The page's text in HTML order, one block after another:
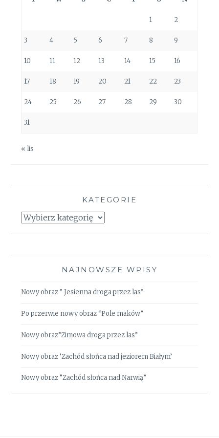
1 2
3 4 5 6 7 8 9
10 11 12 13 14 15 16
17 18 19 20 21 22 23
24 25 26 27 28 29 30
31
« lis
KATEGORIE
Kategorie
NAJNOWSZE WPISY
Nowy obraz ” Jesienna droga przez las”
Po przerwie nowy obraz “Pole maków”
Nowy obraz”Zimowa droga przez las”
Nowy obraz ‘Zachód słońca nad jeziorem Białym’
Nowy obraz “Zachód słońca nad Narwią”